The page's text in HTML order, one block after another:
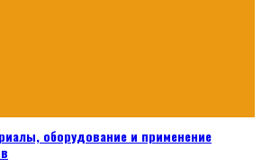
оборудование и применение